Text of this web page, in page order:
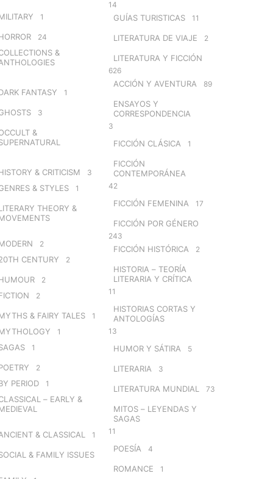
1
24
&
FANTASY 1
3
&
& CRITICISM 3
& STYLES 1
THEORY &
2
CENTURY 2
2
2
& FAIRY TALES 1
1
1
2
PERIOD 1
– EARLY &
& CLASSICAL 1
& FAMILY ISSUES
14
GUÍAS TURISTICAS 11
LITERATURA DE VIAJE 2
LITERATURA Y FICCIÓN
626
ACCIÓN Y AVENTURA 89
ENSAYOS Y
CORRESPONDENCIA
3
FICCIÓN CLÁSICA 1
FICCIÓN
CONTEMPORÁNEA
42
FICCIÓN FEMENINA 17
FICCIÓN POR GÉNERO
243
FICCIÓN HISTÓRICA 2
HISTORIA – TEORÍA
LITERARIA Y CRÍTICA
11
HISTORIAS CORTAS Y
ANTOLOGÍAS
13
HUMOR Y SÁTIRA 5
LITERARIA 3
LITERATURA MUNDIAL 73
MITOS – LEYENDAS Y
SAGAS
11
POESÍA 4
ROMANCE 1